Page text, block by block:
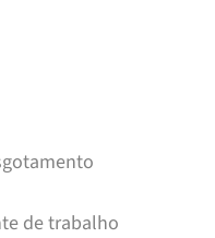
de trabalho